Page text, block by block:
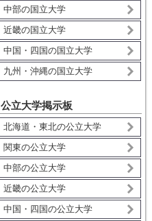
中部の国立大学
近畿の国立大学
中国・四国の国立大学
九州・沖縄の国立大学
公立大学掲示板
北海道・東北の公立大学
関東の公立大学
中部の公立大学
近畿の公立大学
中国・四国の公立大学